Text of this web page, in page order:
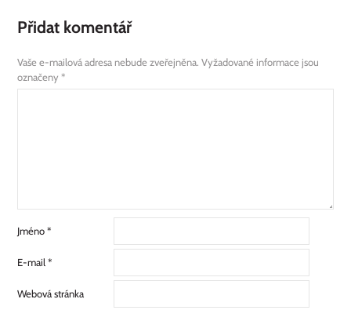
Přidat komentář
Vaše e-mailová adresa nebude zveřejněna. Vyžadované informace jsou
označeny*
Jméno*
E-mail*
Webová stránka